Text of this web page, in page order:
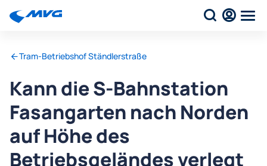
Tram-Betriebshof Ständlerstraße
Kann die S-Bahnstation
Fasangarten nach Norden
auf Höhe des
Betriebsgeländes verlegt